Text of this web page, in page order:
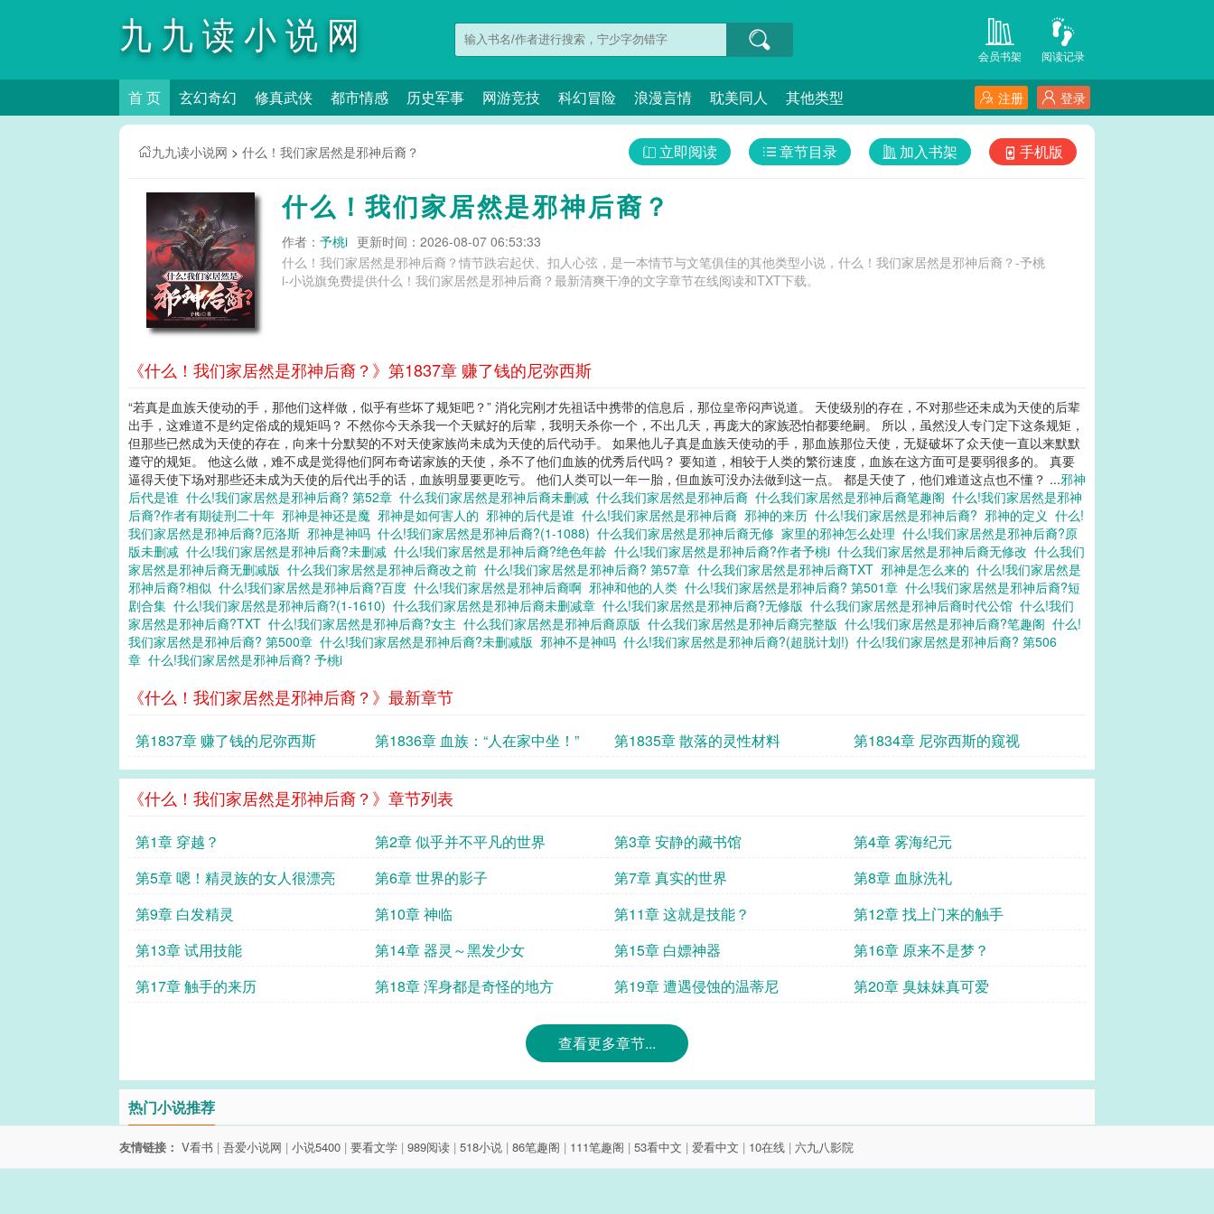
九九读小说网 阅读记录
会员书架
首 页 玄幻奇幻 修真武侠 都市情感 历史军事 网游竞技 科幻冒险 浪漫言情 耽美同人 其他类型 登录
注册
九九读小说网 > 什么！我们家居然是邪神后裔？ 手机版
加入书架
章节目录
立即阅读
什么！我们家居然是邪神后裔？
作者： 予桃i 更新时间：2026-08-07 06:53:33
什么！我们家居然是邪神后裔？情节跌宕起伏、扣人心弦，是一本情节与文笔俱佳的其他类型小说，什么！我们家居然是邪神后裔？-予桃
i-小说旗免费提供什么！我们家居然是邪神后裔？最新清爽干净的文字章节在线阅读和TXT下载。
《什么！我们家居然是邪神后裔？》第1837章 赚了钱的尼弥西斯
“若真是血族天使动的手，那他们这样做，似乎有些坏了规矩吧？” 消化完刚才先祖话中携带的信息后，那位皇帝闷声说道。 天使级别的存在，不对那些还未成为天使的后辈
出手，这难道不是约定俗成的规矩吗？ 不然你今天杀我一个天赋好的后辈，我明天杀你一个，不出几天，再庞大的家族恐怕都要绝嗣。 所以，虽然没人专门定下这条规矩，
但那些已然成为天使的存在，向来十分默契的不对天使家族尚未成为天使的后代动手。 如果他儿子真是血族天使动的手，那血族那位天使，无疑破坏了众天使一直以来默默
遵守的规矩。 他这么做，难不成是觉得他们阿布奇诺家族的天使，杀不了他们血族的优秀后代吗？ 要知道，相较于人类的繁衍速度，血族在这方面可是要弱很多的。 真要
逼得天使下场对那些还未成为天使的后代出手的话，血族明显要更吃亏。 他们人类可以一年一胎，但血族可没办法做到这一点。 都是天使了，他们难道这点也不懂？ ...邪神
后代是谁 什么!我们家居然是邪神后裔? 第52章 什么我们家居然是邪神后裔未删减 什么我们家居然是邪神后裔 什么我们家居然是邪神后裔笔趣阁 什么!我们家居然是邪神
后裔?作者有期徒刑二十年 邪神是神还是魔 邪神是如何害人的 邪神的后代是谁 什么!我们家居然是邪神后裔 邪神的来历 什么!我们家居然是邪神后裔? 邪神的定义 什么!
我们家居然是邪神后裔?厄洛斯 邪神是神吗 什么!我们家居然是邪神后裔?(1-1088) 什么我们家居然是邪神后裔无修 家里的邪神怎么处理 什么!我们家居然是邪神后裔?原
版未删减 什么!我们家居然是邪神后裔?未删减 什么!我们家居然是邪神后裔?绝色年龄 什么!我们家居然是邪神后裔?作者予桃i 什么我们家居然是邪神后裔无修改 什么我们
家居然是邪神后裔无删减版 什么我们家居然是邪神后裔改之前 什么!我们家居然是邪神后裔? 第57章 什么我们家居然是邪神后裔TXT 邪神是怎么来的 什么!我们家居然是
邪神后裔?相似 什么!我们家居然是邪神后裔?百度 什么!我们家居然是邪神后裔啊 邪神和他的人类 什么!我们家居然是邪神后裔? 第501章 什么!我们家居然是邪神后裔?短
剧合集 什么!我们家居然是邪神后裔?(1-1610) 什么我们家居然是邪神后裔未删减章 什么!我们家居然是邪神后裔?无修版 什么我们家居然是邪神后裔时代公馆 什么!我们
家居然是邪神后裔?TXT 什么!我们家居然是邪神后裔?女主 什么我们家居然是邪神后裔原版 什么我们家居然是邪神后裔完整版 什么!我们家居然是邪神后裔?笔趣阁 什么!
我们家居然是邪神后裔? 第500章 什么!我们家居然是邪神后裔?未删减版 邪神不是神吗 什么!我们家居然是邪神后裔?(超脱计划!) 什么!我们家居然是邪神后裔? 第506
章 什么!我们家居然是邪神后裔? 予桃i
《什么！我们家居然是邪神后裔？》最新章节
第1837章 赚了钱的尼弥西斯 第1836章 血族：“人在家中坐！” 第1835章 散落的灵性材料 第1834章 尼弥西斯的窥视
《什么！我们家居然是邪神后裔？》章节列表
第1章 穿越？ 第2章 似乎并不平凡的世界 第3章 安静的藏书馆
第4章 雾海纪元
第5章 嗯！精灵族的女人很漂亮
第6章 世界的影子 第7章 真实的世界
第8章 血脉洗礼
第9章 白发精灵
第10章 神临 第11章 这就是技能？
第12章 找上门来的触手
第13章 试用技能
第14章 器灵～黑发少女 第15章 白嫖神器
第16章 原来不是梦？
第17章 触手的来历
第18章 浑身都是奇怪的地方 第19章 遭遇侵蚀的温蒂尼 第20章 臭妹妹真可爱
查看更多章节...
热门小说推荐
友情链接： V看书 | 吾爱小说网 | 小说5400 | 要看文学 | 989阅读 | 518小说 | 86笔趣阁 | 111笔趣阁 | 53看中文 | 爱看中文 | 10在线 | 六九八影院